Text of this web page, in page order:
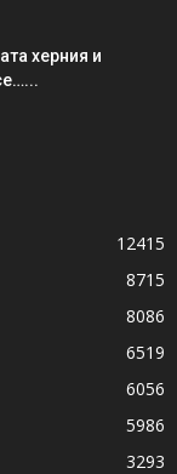
херния и
12415
8715
8086
6519
6056
5986
3293